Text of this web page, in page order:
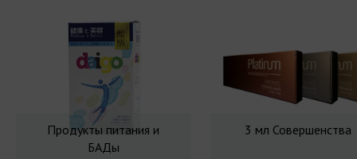
Продукты питания и
БАДы
3 мл Совершенства